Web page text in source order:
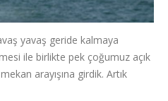
yavaş geride kalmaya
ile birlikte pek çoğumuz açık
arayışına girdik. Artık